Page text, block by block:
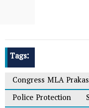
Tags:
Congress MLA
Police Protection